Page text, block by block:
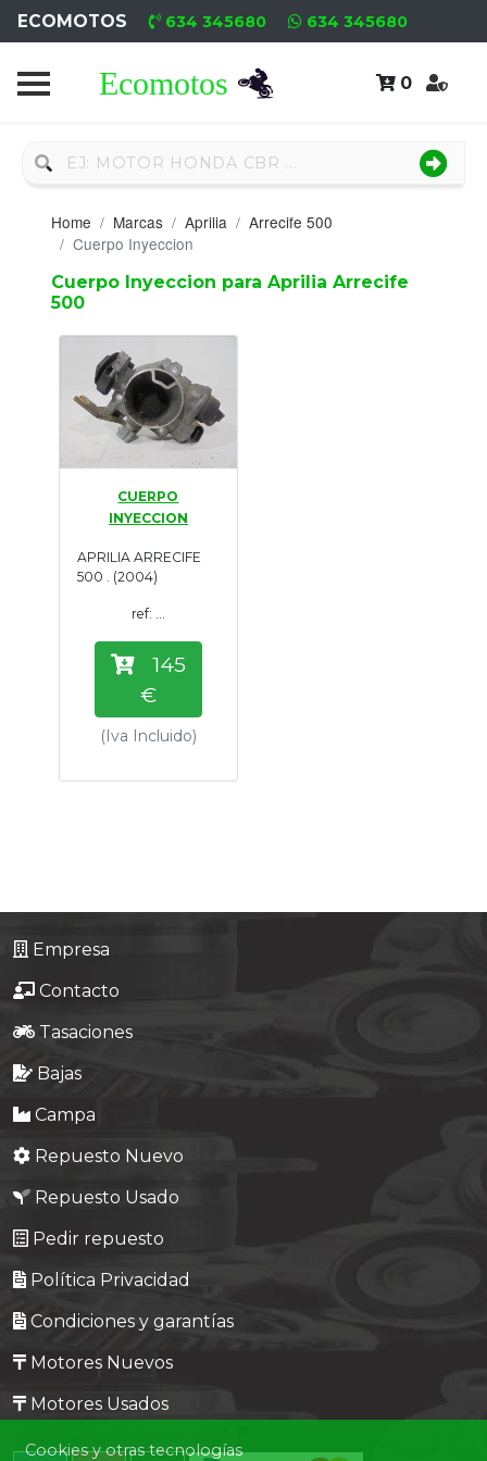
ECOMOTOS 634 345680 634 345680
0
Home
Nuevo
Neumáticos
Campa
Motores
Nuevos
Motores
Usados
Tasaciones
Formulario
Empresa
Contacto
Home Marcas Aprilia
Arrecife 500
Cuerpo Inyeccion
Cuerpo Inyeccion para Aprilia Arrecife
500
CUERPO
INYECCION
APRILIA ARRECIFE
500 . (2004)
ref: ...
145
€
(Iva Incluido)
Empresa
Contacto
Tasaciones
Bajas
Campa
Repuesto Nuevo
Repuesto Usado
Pedir repuesto
Política Privacidad
Condiciones y garantías
Motores Nuevos
Motores Usados
Cookies y otras tecnologías